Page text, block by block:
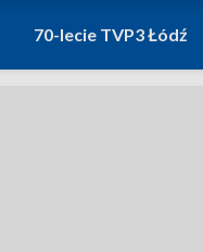
70-lecie TVP3 Łódź